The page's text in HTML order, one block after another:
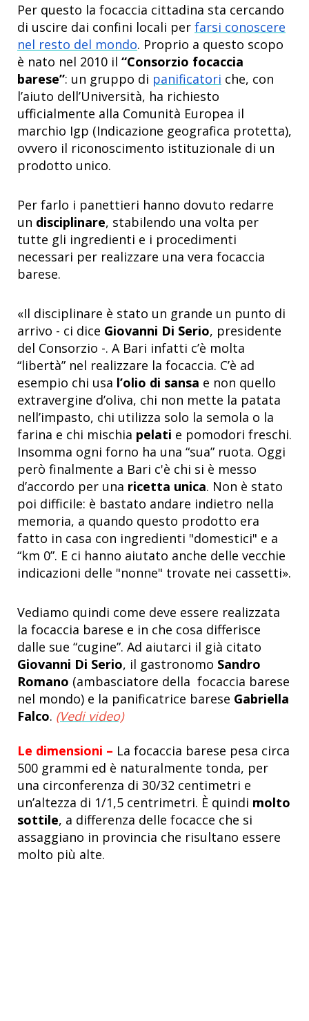
Per questo la focaccia cittadina sta cercando
di uscire dai confini locali per farsi conoscere
nel resto del mondo. Proprio a questo scopo
è nato nel 2010 il “Consorzio focaccia
barese”: un gruppo di panificatori che, con
l’aiuto dell’Università, ha richiesto
ufficialmente alla Comunità Europea il
marchio Igp (Indicazione geografica protetta),
ovvero il riconoscimento istituzionale di un
prodotto unico.
Per farlo i panettieri hanno dovuto redarre
un disciplinare, stabilendo una volta per
tutte gli ingredienti e i procedimenti
necessari per realizzare una vera focaccia
barese.
«Il disciplinare è stato un grande un punto di
arrivo - ci dice Giovanni Di Serio, presidente
del Consorzio -. A Bari infatti c’è molta
“libertà” nel realizzare la focaccia. C’è ad
esempio chi usa l’olio di sansa e non quello
extravergine d’oliva, chi non mette la patata
nell’impasto, chi utilizza solo la semola o la
farina e chi mischia pelati e pomodori freschi.
Insomma ogni forno ha una “sua” ruota. Oggi
però finalmente a Bari c'è chi si è messo
d’accordo per una ricetta unica. Non è stato
poi difficile: è bastato andare indietro nella
memoria, a quando questo prodotto era
fatto in casa con ingredienti "domestici" e a
“km 0”. E ci hanno aiutato anche delle vecchie
indicazioni delle "nonne" trovate nei cassetti».
Vediamo quindi come deve essere realizzata
la focaccia barese e in che cosa differisce
dalle sue “cugine”. Ad aiutarci il già citato
Giovanni Di Serio, il gastronomo Sandro
Romano (ambasciatore della focaccia barese
nel mondo) e la panificatrice barese Gabriella
Falco. (Vedi video)
Le dimensioni – La focaccia barese pesa circa
500 grammi ed è naturalmente tonda, per
una circonferenza di 30/32 centimetri e
un’altezza di 1/1,5 centrimetri. È quindi molto
sottile, a differenza delle focacce che si
assaggiano in provincia che risultano essere
molto più alte.